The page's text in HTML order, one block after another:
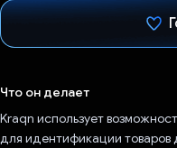
Что он делает
Kraqn использует
для идентификации товаров